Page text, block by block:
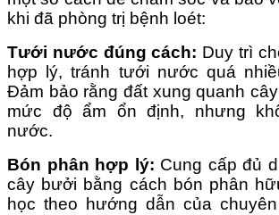
khi đã phòng trị bệnh loét:
Tưới nước đúng cách: Duy trì
hợp lý, tránh tưới nước quá
Đảm bảo rằng đất xung quanh
mức độ ẩm ổn định, nhưng
nước.
Bón phân hợp lý: Cung cấp đủ
cây bưởi bằng cách bón phân
học theo hướng dẫn của